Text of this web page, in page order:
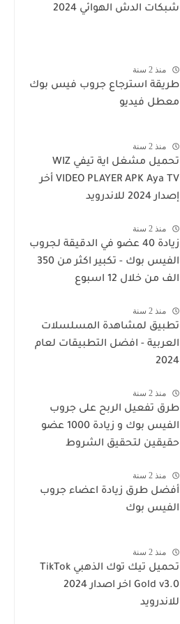
شبكات الدش الهوائي 2024
منذ 2 سنة
طريقة استرجاع جروب فيس بوك
معطل فيديو
منذ 2 سنة
تحميل مشغل اية تيفي WIZ
VIDEO PLAYER APK Aya TV أخر
إصدار 2024 للاندرويد
منذ 2 سنة
زيادة 40 عضو في الدقيقة لجروب
الفيس بوك - تكبير اكثر من 350
الف من خلال 12 اسبوع
منذ 2 سنة
تطبيق لمشاهدة المسلسلات
العربية - افضل التطبيقات لعام
2024
منذ 2 سنة
طرق تفعيل الربح على جروب
الفيس بوك و زيادة 1000 عضو
حقيقين لتحقيق الشروط
منذ 2 سنة
أفضل طرق زيادة اعضاء جروب
الفيس بوك
منذ 2 سنة
تحميل تيك توك الذهبي TikTok
Gold v3.0 اخر اصدار 2024
للاندرويد